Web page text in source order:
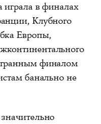
в финалах
Клубного
Европы,
финалом
банально не